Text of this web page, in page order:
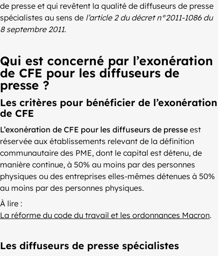
de presse et qui revêtent la qualité de diffuseurs de presse
spécialistes au sens de l’article 2 du décret n°2011-1086 du
8 septembre 2011.
Qui est concerné par l’exonération
de CFE pour les diffuseurs de
presse ?
Les critères pour bénéficier de l’exonération
de CFE
L’exonération de CFE pour les diffuseurs de presse est
réservée aux établissements relevant de la définition
communautaire des PME, dont le capital est détenu, de
manière continue, à 50% au moins par des personnes
physiques ou des entreprises elles-mêmes détenues à 50%
au moins par des personnes physiques.
À lire :
La réforme du code du travail et les ordonnances Macron.
Les diffuseurs de presse spécialistes